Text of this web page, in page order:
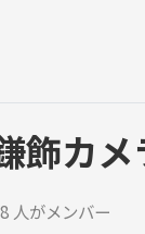
飾カ
人がメンバー